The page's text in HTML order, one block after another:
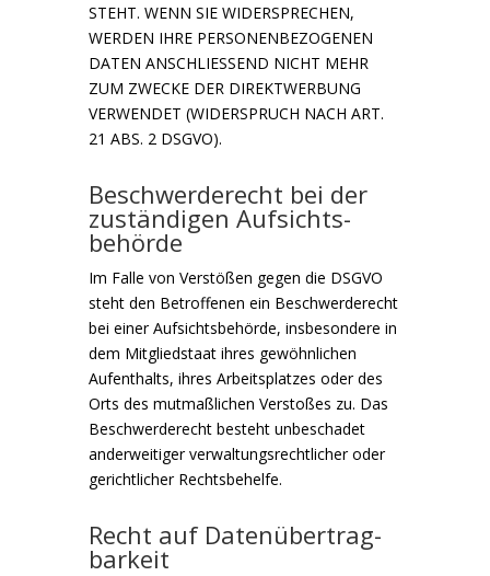
STEHT. WENN SIE WIDERSPRECHEN,
WERDEN IHRE PERSONENBEZOGENEN
DATEN ANSCHLIESSEND NICHT MEHR
ZUM ZWECKE DER DIREKTWERBUNG
VERWENDET (WIDERSPRUCH NACH ART.
21 ABS. 2 DSGVO).
Beschwerde­recht bei der
zuständigen Aufsichts­
behörde
Im Falle von Verstößen gegen die DSGVO
steht den Betroffenen ein Beschwerderecht
bei einer Aufsichtsbehörde, insbesondere in
dem Mitgliedstaat ihres gewöhnlichen
Aufenthalts, ihres Arbeitsplatzes oder des
Orts des mutmaßlichen Verstoßes zu. Das
Beschwerderecht besteht unbeschadet
anderweitiger verwaltungsrechtlicher oder
gerichtlicher Rechtsbehelfe.
Recht auf Daten­übertrag­
barkeit